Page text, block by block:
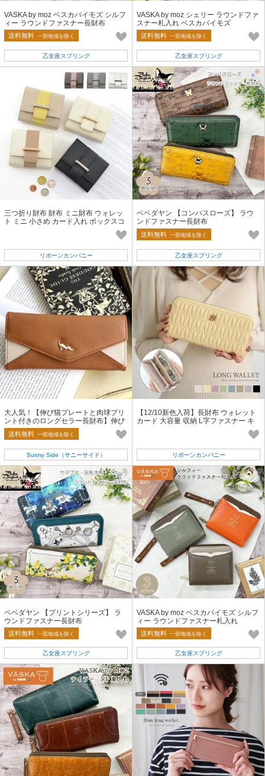
VASKA by moz ベスカバイモズ シルフ
ィー ラウンドファスナー長財布
送料無料 一部地域を除く
乙女座スプリング
VASKA by moz シェリー ラウンドファ
スナー札入れ ベスカバイモズ
送料無料 一部地域を除く
乙女座スプリング
三つ折り財布 財布 ミニ財布 ウォレッ
ト ミニ 小さめ カード入れ ボックスコ
リボーンカンパニー
ベベダヤン 【コンパスローズ】 ラウ
ンドファスナー長財布
送料無料 一部地域を除く
乙女座スプリング
大人気！【伸び猫プレートと肉球プリ
ント付きのロングセラー長財布】伸び
猫レター長財布
送料無料 一部地域を除く
Sunny Side（サニーサイド）
【12/10新色入荷】長財布 ウォレット
カード 大容量 収納 L字ファスナー キ
リボーンカンパニー
ベベダヤン 【プリントシリーズ】 ラ
ウンドファスナー長財布
送料無料 一部地域を除く
乙女座スプリング
VASKA by moz ベスカバイモズ シルフ
ィー ラウンドファスナー札入れ
送料無料 一部地域を除く
乙女座スプリング